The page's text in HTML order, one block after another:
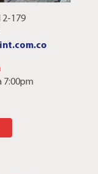
2-179
7:00pm